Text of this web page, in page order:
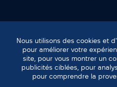
©
Plan
Nous utilisons des cookies et
pour améliorer votre
site, pour vous montrer un
publicités ciblées, pour
pour comprendre la